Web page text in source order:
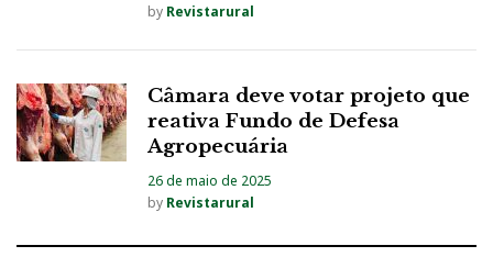
by Revistarural
Câmara deve votar projeto que
reativa Fundo de Defesa
Agropecuária
26 de maio de 2025
by Revistarural